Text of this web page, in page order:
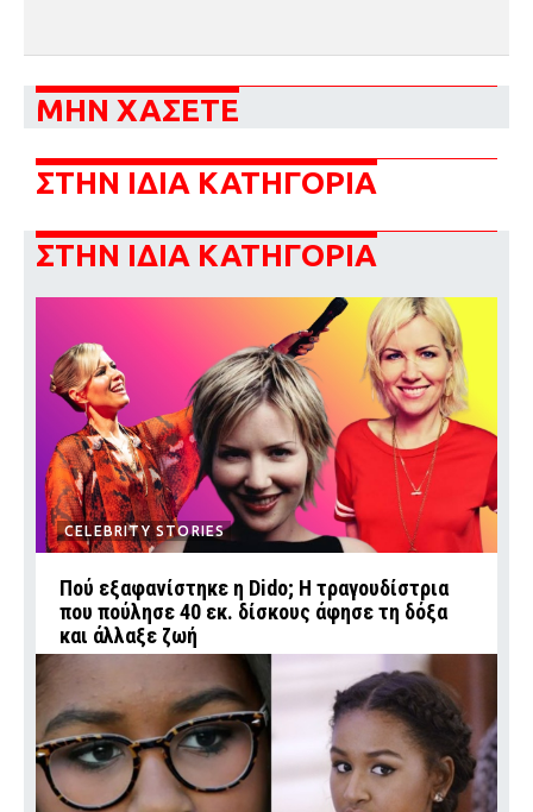
ΜΗΝ ΧΑΣΕΤΕ
ΣΤΗΝ ΙΔΙΑ ΚΑΤΗΓΟΡΙΑ
ΣΤΗΝ ΙΔΙΑ ΚΑΤΗΓΟΡΙΑ
CELEBRITY STORIES
Πού εξαφανίστηκε η Dido; Η τραγουδίστρια
που πούλησε 40 εκ. δίσκους άφησε τη δόξα
και άλλαξε ζωή